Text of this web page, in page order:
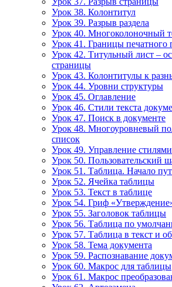
Урок 38. Колонтитул
Урок 39. Разрыв раздела
Урок 40. Многоколоночный
Урок 41. Границы печатного
Урок 42. Титульный лист –
страницы
Урок 43. Колонтитулы к
Урок 44. Уровни структуры
Урок 45. Оглавление
Урок 46. Стили текста
Урок 47. Поиск в документе
Урок 48. Многоуровневый
список
Урок 49. Управление стилями
Урок 50. Пользовательский
Урок 51. Таблица. Начало
Урок 52. Ячейка таблицы
Урок 53. Текст в таблице
Урок 54. Гриф
Урок 55. Заголовок таблицы
Урок 56. Таблица по
Урок 57. Таблица в текст и
Урок 58. Тема документа
Урок 59. Распознавание
Урок 60. Макрос для таблицы
Урок 61. Макрос